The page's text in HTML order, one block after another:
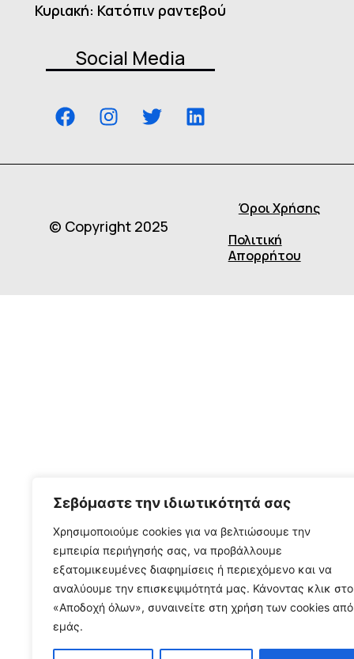
Σεβόμαστε την ιδιωτικότητά σας
Χρησιμοποιούμε cookies για να βελτιώσουμε την
εμπειρία περιήγησής σας, να προβάλλουμε
εξατομικευμένες διαφημίσεις ή περιεχόμενο και να
αναλύουμε την επισκεψιμότητά μας. Κάνοντας κλικ στο
«Αποδοχή όλων», συναινείτε στη χρήση των cookies από
εμάς.
Κυριακή: Κατόπιν ραντεβού
Social Media
© Copyright 2025
Όροι Χρήσης
Πολιτική
Απορρήτου